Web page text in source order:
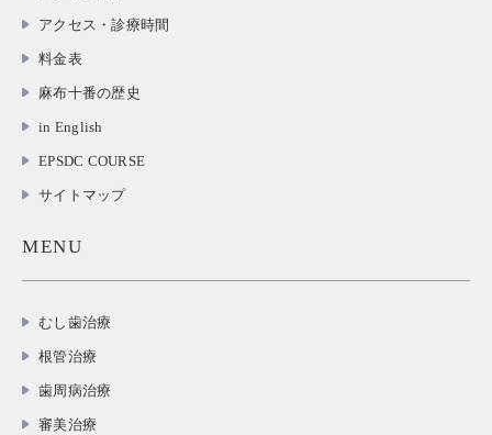
アクセス・診療時間
料金表
麻布十番の歴史
in English
EPSDC COURSE
サイトマップ
MENU
むし歯治療
根管治療
歯周病治療
審美治療